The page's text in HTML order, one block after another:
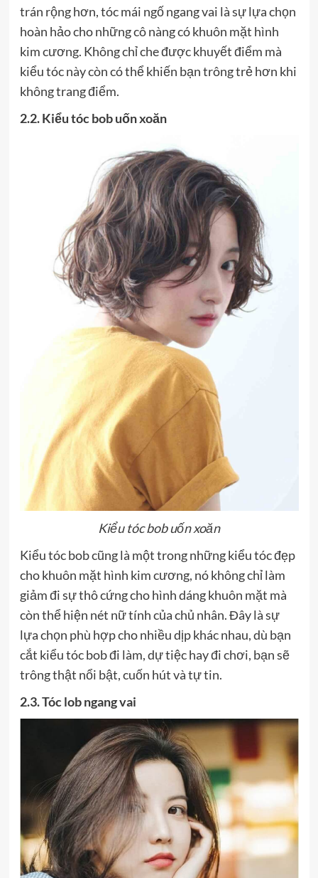
trán rộng hơn, tóc mái ngố ngang vai là sự lựa chọn
hoàn hảo cho những cô nàng có khuôn mặt hình
kim cương. Không chỉ che được khuyết điểm mà
kiểu tóc này còn có thể khiến bạn trông trẻ hơn khi
không trang điểm.
2.2. Kiểu tóc bob uốn xoăn
Kiểu tóc bob uốn xoăn
Kiểu tóc bob cũng là một trong những kiểu tóc đẹp
cho khuôn mặt hình kim cương, nó không chỉ làm
giảm đi sự thô cứng cho hình dáng khuôn mặt mà
còn thể hiện nét nữ tính của chủ nhân. Đây là sự
lựa chọn phù hợp cho nhiều dịp khác nhau, dù bạn
cắt kiểu tóc bob đi làm, dự tiệc hay đi chơi, bạn sẽ
trông thật nổi bật, cuốn hút và tự tin.
2.3. Tóc lob ngang vai